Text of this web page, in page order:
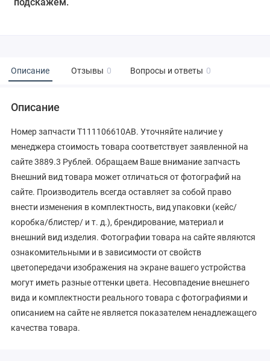
подскажем.
Описание Отзывы 0 Вопросы и ответы 0
Описание
Номер запчасти T111106610AB. Уточняйте наличие у
менеджера стоимость товара соответствует заявленной на
сайте 3889.3 Рублей. Обращаем Ваше внимание запчасть
Внешний вид товара может отличаться от фотографий на
сайте. Производитель всегда оставляет за собой право
внести изменения в комплектность, вид упаковки (кейс/
коробка/блистер/ и т. д.), брендирование, материал и
внешний вид изделия. Фотографии товара на сайте являются
ознакомительными и в зависимости от свойств
цветопередачи изображения на экране вашего устройства
могут иметь разные оттенки цвета. Несовпадение внешнего
вида и комплектности реального товара с фотографиями и
описанием на сайте не является показателем ненадлежащего
качества товара.